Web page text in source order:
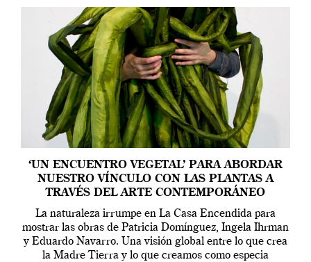
‘UN ENCUENTRO VEGETAL’ PARA ABORDAR
NUESTRO VÍNCULO CON LAS PLANTAS A
TRAVÉS DEL ARTE CONTEMPORÁNEO
La naturaleza irrumpe en La Casa Encendida para
mostrar las obras de Patricia Domínguez, Ingela Ihrman
y Eduardo Navarro. Una visión global entre lo que crea
la Madre Tierra y lo que creamos como especia